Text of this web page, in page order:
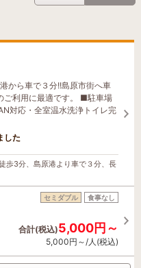
から車で３分!!島原市街へ車
ご利用に最適です。 ■駐車場
対応・全室温水洗浄トイレ完
した
歩3分、島原港より車で３分、長
セミダブル 食事なし
合計(税込)5,000円～
5,000円～/人(税込)